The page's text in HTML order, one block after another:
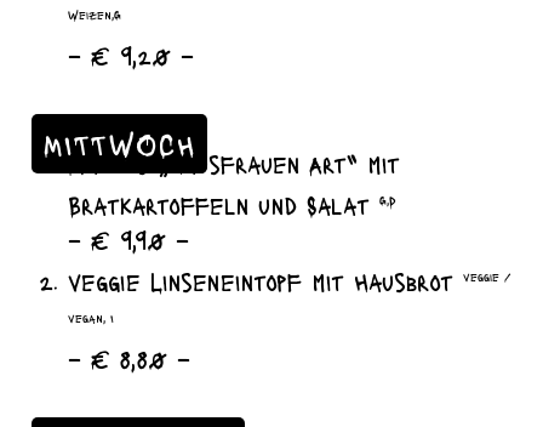
Weizen,G
– € 9,20 –
MITTWOCH
Matjes „Hausfrauen Art“ mit
Bratkartoffeln und Salat
G,D
– € 9,90 –
veggie Linseneintopf mit Hausbrot
veggie /
vegan, I
– € 8,80 –